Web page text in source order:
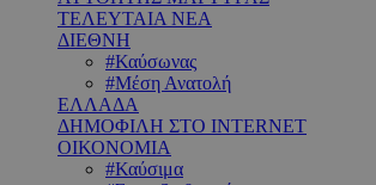
ΤΕΛΕΥΤΑΙΑ ΝΕΑ
ΔΙΕΘΝΗ
#Καύσωνας
#Μέση Ανατολή
ΕΛΛΑΔΑ
ΔΗΜΟΦΙΛΗ ΣΤΟ INTERNET
ΟΙΚΟΝΟΜΙΑ
#Καύσιμα